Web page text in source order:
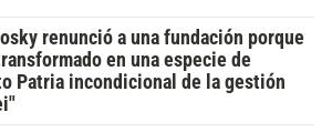
renunció a una fundación porque
en una especie de
Patria incondicional de la gestión